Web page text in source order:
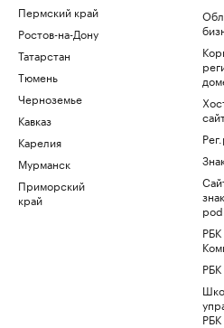
Пермский край
Ростов-на-Дону
Татарстан
Тюмень
Черноземье
Кавказ
Карелия
Мурманск
Приморский
край
РБК
РБК